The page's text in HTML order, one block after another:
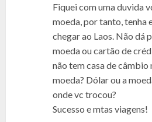
Fiquei com uma duvida
moeda, por tanto, tenha
chegar ao Laos. Não dá
moeda ou cartão de
não tem casa de
moeda? Dólar ou a
onde vc trocou?
Sucesso e mtas viagens!